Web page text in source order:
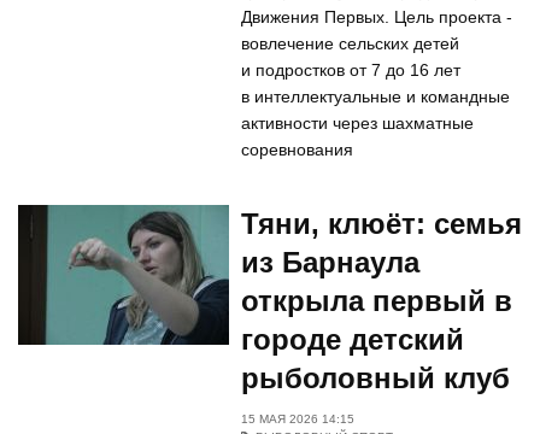
Движения Первых. Цель проекта -
вовлечение сельских детей
и подростков от 7 до 16 лет
в интеллектуальные и командные
активности через шахматные
соревнования
Тяни, клюёт: семья
из Барнаула
открыла первый в
городе детский
рыболовный клуб
15 МАЯ 2026 14:15